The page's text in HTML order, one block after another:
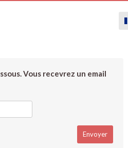
Vous recevrez un email